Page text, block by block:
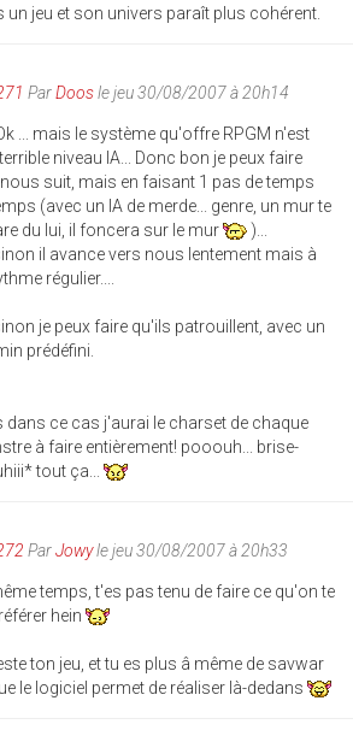
un jeu et son univers paraît plus cohérent.
ParDoosle jeu 30/08/2007 à 20h14
... mais le système qu'offre RPGM n'est
niveau IA... Donc bon je peux faire
suit, mais en faisant 1 pas de temps
(avec un IA de merde... genre, un mur te
du lui, il foncera sur le mur
)...
il avance vers nous lentement mais à
régulier....
je peux faire qu'ils patrouillent, avec un
prédéfini.
dans ce cas j'aurai le charset de chaque
à faire entièrement! pooouh... brise-
tout ça...
ParJowyle jeu 30/08/2007 à 20h33
temps, t'es pas tenu de faire ce qu'on te
hein
ton jeu, et tu es plus â même de savwar
le logiciel permet de réaliser là-dedans